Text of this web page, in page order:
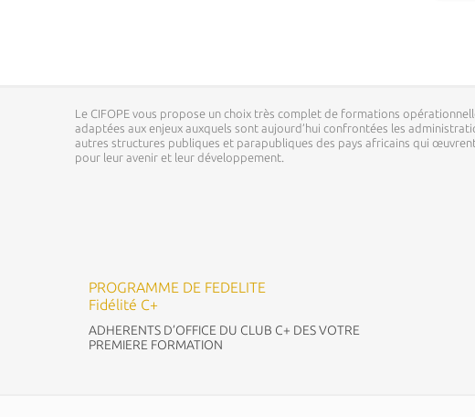
Le CIFOPE vous propose un choix très complet de formations
adaptées aux enjeux auxquels sont aujourd’hui confrontées les
autres structures publiques et parapubliques des pays africains qui
pour leur avenir et leur développement.
PROGRAMME DE FEDELITE
Fidélité C+
ADHERENTS D’OFFICE DU CLUB C+ DES VOTRE
PREMIERE FORMATION